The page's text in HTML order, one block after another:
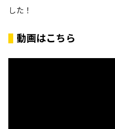
した！
動画はこちら